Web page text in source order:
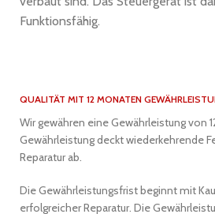
Funktionsfähig.
QUALITÄT MIT 12 MONATEN
Wir gewähren eine Gewährleistung von
Gewährleistung deckt wiederkehrende
Reparatur ab.
Die Gewährleistungsfrist beginnt mit
erfolgreicher Reparatur. Die